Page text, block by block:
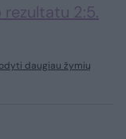
rezultatu 2:5.
daugiau žymių